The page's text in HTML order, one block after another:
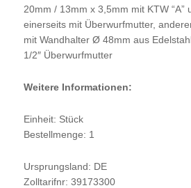
20mm / 13mm x 3,5mm mit KTW
einerseits mit Überwurfmutter,
mit Wandhalter Ø 48mm aus
1/2″ Überwurfmutter
Weitere Informationen:
Einheit: Stück
Bestellmenge: 1
Ursprungsland: DE
Zolltarifnr: 39173300